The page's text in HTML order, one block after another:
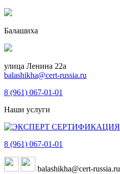
Балашиха
улица Ленина 22a
balashikha@cert-russia.ru
8 (961) 067-01-01
Наши услуги
8 (961) 067-01-01
balashikha@cert-russia.ru